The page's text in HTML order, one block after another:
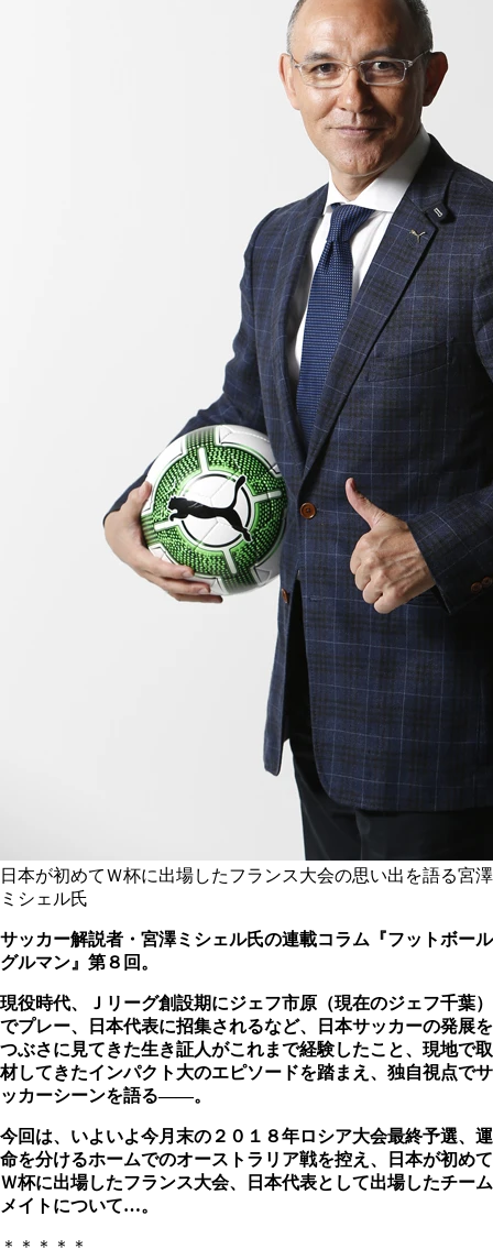
日本が初めてＷ杯に出場したフランス大会の思い出を語る宮澤
ミシェル氏
サッカー解説者・宮澤ミシェル氏の連載コラム『フットボール
グルマン』第８回。
現役時代、Ｊリーグ創設期にジェフ市原（現在のジェフ千葉）
でプレー、日本代表に招集されるなど、日本サッカーの発展を
つぶさに見てきた生き証人がこれまで経験したこと、現地で取
材してきたインパクト大のエピソードを踏まえ、独自視点でサ
ッカーシーンを語る――。
今回は、いよいよ今月末の２０１８年ロシア大会最終予選、運
命を分けるホームでのオーストラリア戦を控え、
日本が初めて
Ｗ杯に出場したフランス大会、日本代表として出場したチーム
メイトについて…。
＊＊＊＊＊